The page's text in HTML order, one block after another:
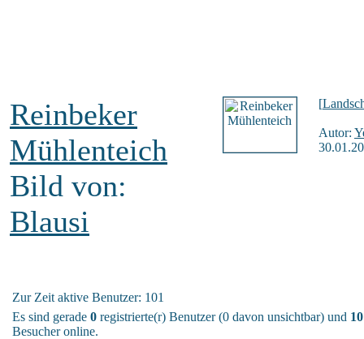
Reinbeker
Mühlenteich
Bild von:
Blausi
[
Autor:
Zur Zeit aktive Benutzer: 101
Es sind gerade 0 registrierte(r) Benutzer (0 davon unsichtbar) und
Besucher online.